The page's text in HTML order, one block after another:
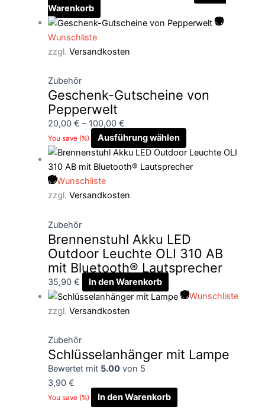
Warenkorb
Wunschliste
zzgl. Versandkosten
Zubehör
Geschenk-Gutscheine von
Pepperwelt
20,00 € – 100,00 €
You save (%) Ausführung wählen
Wunschliste
zzgl. Versandkosten
Zubehör
Brennenstuhl Akku LED
Outdoor Leuchte OLI 310 AB
mit Bluetooth® Lautsprecher
35,90 €
In den Warenkorb
Wunschliste
zzgl. Versandkosten
Zubehör
Schlüsselanhänger mit Lampe
Bewertet mit 5.00von 5
3,90 €
You save (%) In den Warenkorb